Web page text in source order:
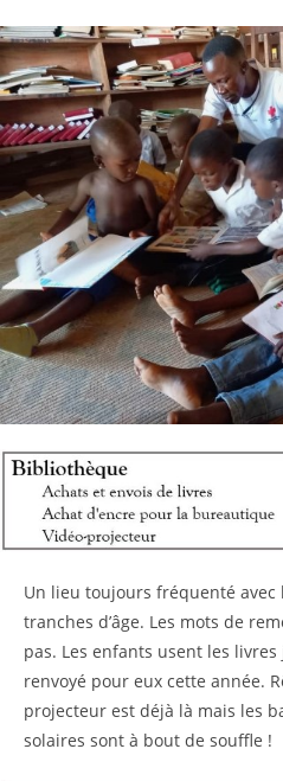
Un lieu toujours fréquenté
tranches d’âge. Les mots de
pas. Les enfants usent les livres
renvoyé pour eux cette année.
projecteur est déjà là mais les
solaires sont à bout de souffle !